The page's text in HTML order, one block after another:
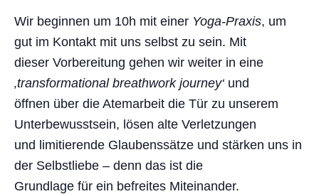
Wir beginnen um 10h mit einer Yoga-Praxis, um
gut im Kontakt mit uns selbst zu sein. Mit
dieser Vorbereitung gehen wir weiter in eine
‚transformational breathwork journey‘ und
öffnen über die Atemarbeit die Tür zu unserem
Unterbewusstsein, lösen alte Verletzungen
und limitierende Glaubenssätze und stärken uns in
der Selbstliebe – denn das ist die
Grundlage für ein befreites Miteinander.